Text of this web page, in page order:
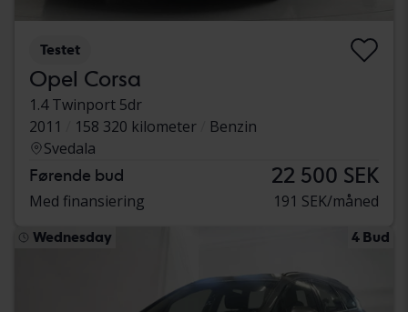
Testet
Opel Corsa
1.4 Twinport 5dr
2011
158 320 kilometer
Benzin
Svedala
Førende bud 22 500 SEK
Med finansiering 191 SEK/måned
Wednesday 4 Bud